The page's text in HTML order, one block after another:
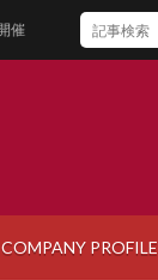
COMPANY PROFILE